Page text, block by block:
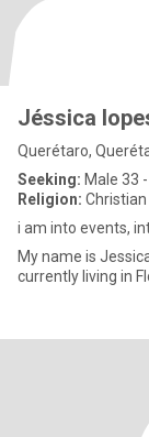
Jéssica
Querétaro,
Seeking: Male 33
Religion:
i am into events,
My name is
currently living in